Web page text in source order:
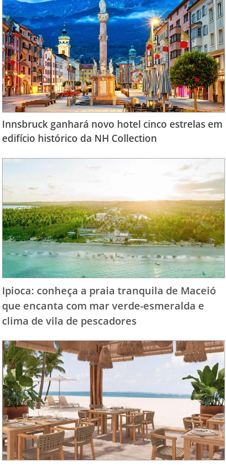
Innsbruck ganhará novo hotel cinco estrelas em
edifício histórico da NH Collection
Ipioca: conheça a praia tranquila de Maceió
que encanta com mar verde-esmeralda e
clima de vila de pescadores